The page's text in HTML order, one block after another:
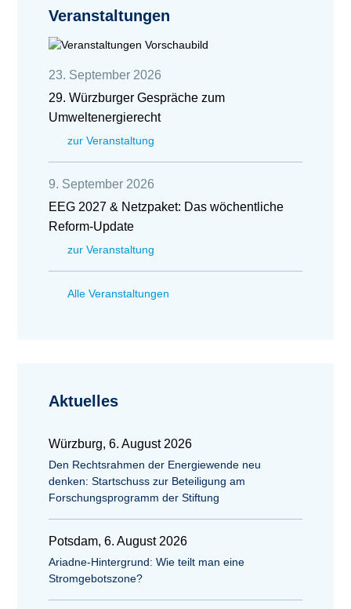
Veranstaltungen
23. September 2026
29. Würzburger Gespräche zum
Umweltenergierecht
zur Veranstaltung
9. September 2026
EEG 2027 & Netzpaket: Das wöchentliche
Reform-Update
zur Veranstaltung
Alle Veranstaltungen
Aktuelles
Würzburg, 6. August 2026
Den Rechtsrahmen der Energiewende neu
denken: Startschuss zur Beteiligung am
Forschungsprogramm der Stiftung
Potsdam, 6. August 2026
Ariadne-Hintergrund: Wie teilt man eine
Stromgebotszone?